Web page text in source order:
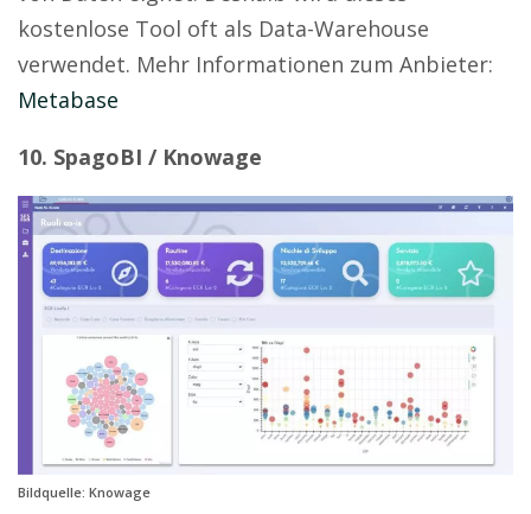
kostenlose Tool oft als Data-Warehouse
verwendet. Mehr Informationen zum Anbieter:
Metabase
10. SpagoBI / Knowage
Bildquelle: Knowage